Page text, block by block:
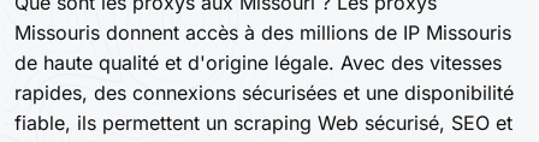
Missouris donnent accès à des millions de IP Missouris
de haute qualité et d'origine légale. Avec des vitesses
rapides, des connexions sécurisées et une disponibilité
fiable, ils permettent un scraping Web sécurisé, SEO et